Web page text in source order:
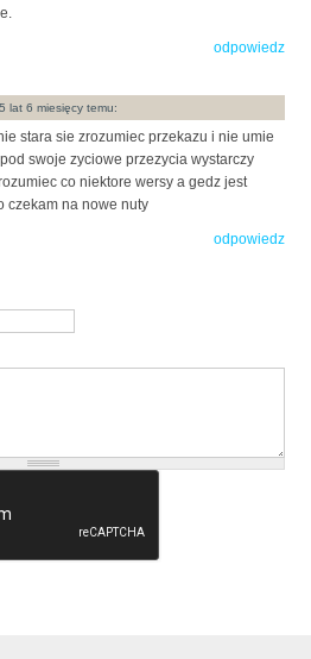
odpowiedz
lat 6 miesięcy temu:
stara sie zrozumiec przekazu i nie umie
swoje zyciowe przezycia wystarczy
co niektore wersy a gedz jest
czekam na nowe nuty
odpowiedz